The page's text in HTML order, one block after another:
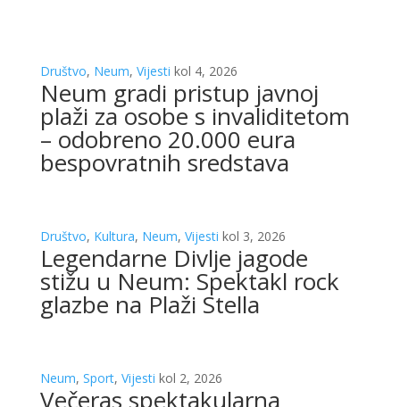
Društvo, Neum, Vijesti kol 4, 2026
Neum gradi pristup javnoj
plaži za osobe s invaliditetom
– odobreno 20.000 eura
bespovratnih sredstava
Društvo, Kultura, Neum, Vijesti kol 3, 2026
Legendarne Divlje jagode
stižu u Neum: Spektakl rock
glazbe na Plaži Stella
Neum, Sport, Vijesti kol 2, 2026
Večeras spektakularna